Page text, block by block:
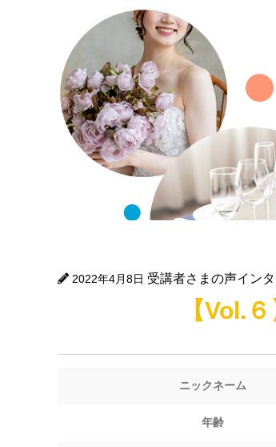
2022年4月8日 受講者さまの声イン
【Vol.
ニックネーム
年齢